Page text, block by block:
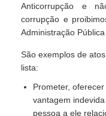
Anticorrupção e
corrupção e
Administração
São exemplos de
lista:
Prometer,
vantagem
pessoa a ele